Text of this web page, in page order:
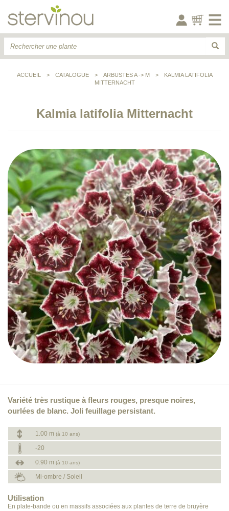
ACCUEIL > CATALOGUE > ARBUSTES A -> M >
KALMIA LATIFOLIA
MITTERNACHT
Kalmia latifolia Mitternacht
Variété très rustique à fleurs rouges, presque noires,
ourlées de blanc. Joli feuillage persistant.
1.00 m (à 10 ans)
-20
0.90 m (à 10 ans)
Mi-ombre / Soleil
Utilisation
En plate-bande ou en massifs associées aux plantes de terre de bruyère